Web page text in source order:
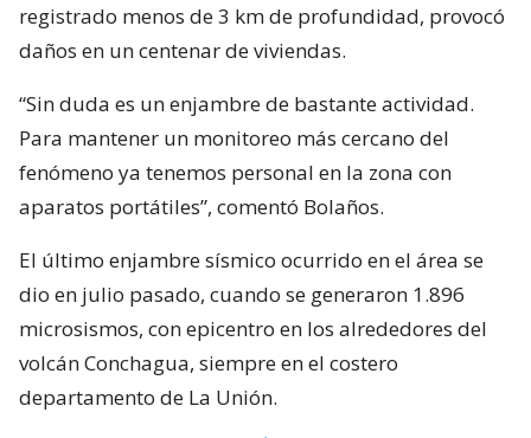
registrado menos de 3 km de profundidad, provocó
daños en un centenar de viviendas.
“Sin duda es un enjambre de bastante actividad.
Para mantener un monitoreo más cercano del
fenómeno ya tenemos personal en la zona con
aparatos portátiles”, comentó Bolaños.
El último enjambre sísmico ocurrido en el área se
dio en julio pasado, cuando se generaron 1.896
microsismos, con epicentro en los alrededores del
volcán Conchagua, siempre en el costero
departamento de La Unión.